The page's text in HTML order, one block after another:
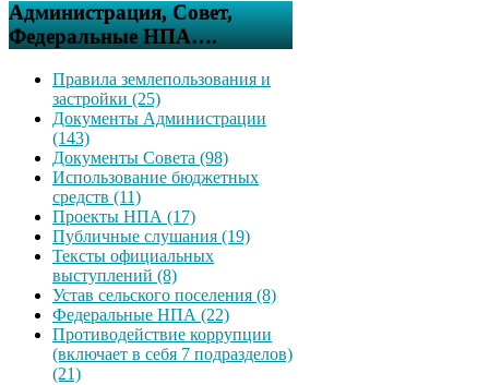
Администрация, Совет,
Федеральные НПА….
Правила землепользования и
застройки (25)
Документы Администрации
(143)
Документы Совета (98)
Использование бюджетных
средств (11)
Проекты НПА (17)
Публичные слушания (19)
Тексты официальных
выступлений (8)
Устав сельского поселения (8)
Федеральные НПА (22)
Противодействие коррупции
(включает в себя 7 подразделов)
(21)